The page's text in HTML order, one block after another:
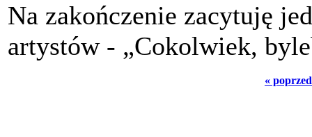
Na zakończenie zacytuję
artystów - „Cokolwiek,
«